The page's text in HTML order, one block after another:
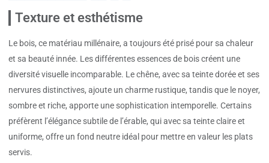
Texture et esthétisme
Le bois, ce matériau millénaire, a toujours été prisé pour sa chaleur
et sa beauté innée. Les différentes essences de bois créent une
diversité visuelle incomparable. Le chêne, avec sa teinte dorée et ses
nervures distinctives, ajoute un charme rustique, tandis que le noyer,
sombre et riche, apporte une sophistication intemporelle. Certains
préfèrent l’élégance subtile de l’érable, qui avec sa teinte claire et
uniforme, offre un fond neutre idéal pour mettre en valeur les plats
servis.